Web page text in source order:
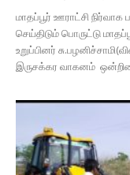
மாதப்பூர் ஊராட்சி
செய்திடும் பொருட்டு
உறுப்பினர்
இருசக்கர வாகனம்